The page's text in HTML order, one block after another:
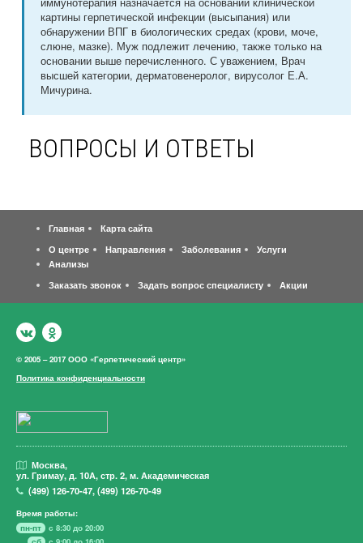
картины герпетической инфекции (высыпания) или
обнаружении ВПГ в биологических средах (крови, моче,
слюне, мазке). Муж подлежит лечению, также только на
основании выше перечисленного. С уважением, Врач
высшей категории, дерматовенеролог, вирусолог Е.А.
Мичурина.
ВОПРОСЫ И ОТВЕТЫ
Главная
Карта сайта
О центре
Направления Заболевания
Услуги
Анализы
Заказать звонок
Задать вопрос специалисту Акции
© 2005 – 2017 ООО «Герпетический центр»
Политика конфиденциальности
Москва,
ул. Гримау, д. 10А, стр. 2, м. Академическая
(499)126-70-47,(499)126-70-49
Время работы:
пн-пт
с 8:30 до 20:00